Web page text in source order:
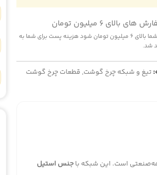
6 میلیون تومان
چنان چه جمع صورت حساب شما بالای 6 میلیون تومان شود هزینه پست برای شما به
شد.
تیغ و شبکه چرخ گوشت, قطعات چرخ گوشت
است. این شبکه باجنس استیل